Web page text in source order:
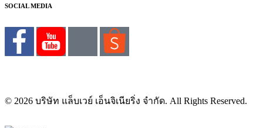
SOCIAL MEDIA
© 2026 บริษัท แล็บเวย์ เอ็นจิเนียริ่ง จำกัด. All Rights Reserved.